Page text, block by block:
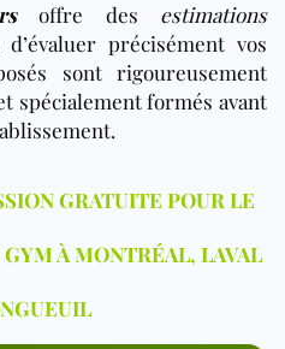
offre des estimations
précisément vos
sont rigoureusement
spécialement formés avant
GRATUITE POUR LE
À MONTRÉAL, LAVAL